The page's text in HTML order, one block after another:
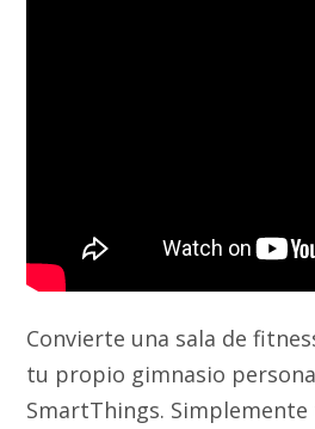
Convierte una sala de
tu propio gimnasio
SmartThings.